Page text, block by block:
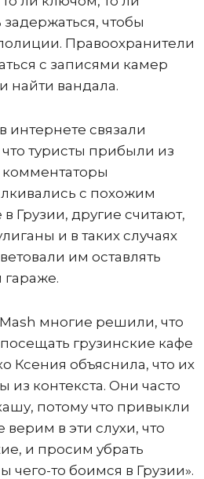
чтобы
Правоохранители
с записями камер
найти вандала.
интернете связали
туристы прибыли из
с похожим
Грузии, другие считают,
и в таких случаях
им оставлять
многие решили, что
грузинские кафе
Ксения объяснила, что их
контекста. Они часто
потому что привыкли
верим в эти слухи, что
и просим убрать
то боимся в Грузии».